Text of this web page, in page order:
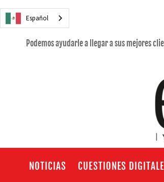
Español
Podemos ayudarle a llegar a sus mejores
NOTICIAS CUESTIONES